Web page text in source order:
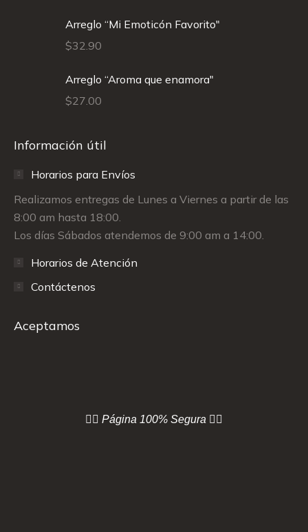
Arreglo “Mi Emoticón Favorito"
$32.90
Arreglo “Aroma que enamora"
$27.00
Información útil
Horarios para Envíos
Realizamos entregas de Lunes a Viernes a partir de las
8:00 am hasta 18:00.
Los días Sábados atendemos de 9:00 am a 14:00.
Horarios de Atención
Contáctenos
Aceptamos
👇🏻 Página 100% Segura 👇🏻